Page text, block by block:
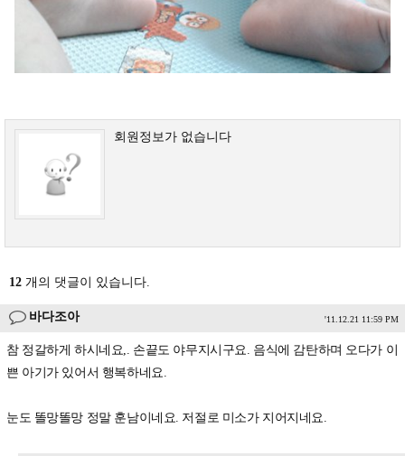
회원정보가 없습니다
12 개의 댓글이 있습니다.
바다조아 '11.12.21 11:59 PM
참 정갈하게 하시네요,. 손끝도 야무지시구요. 음식에 감탄하며 오다가 이
쁜 아기가 있어서 행복하네요.
눈도 똘망똘망 정말 훈남이네요. 저절로 미소가 지어지네요.